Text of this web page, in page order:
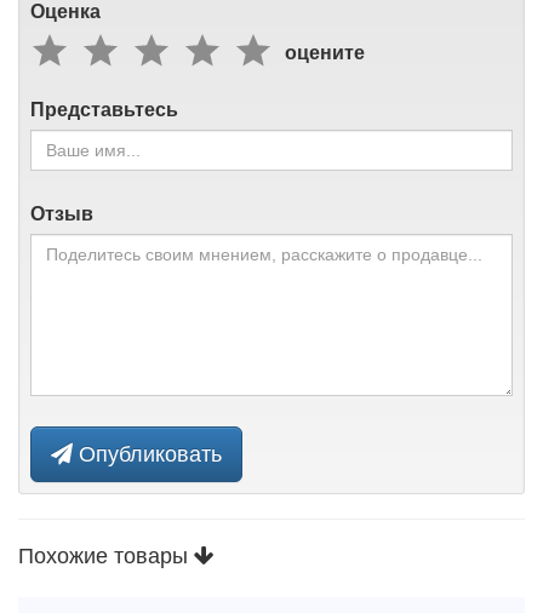
Оценка
оцените
Представьтесь
Отзыв
Опубликовать
Похожие товары